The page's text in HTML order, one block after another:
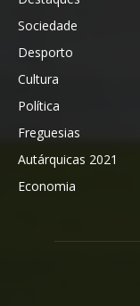
Sociedade
Desporto
Cultura
Política
Freguesias
Autárquicas 2021
Economia